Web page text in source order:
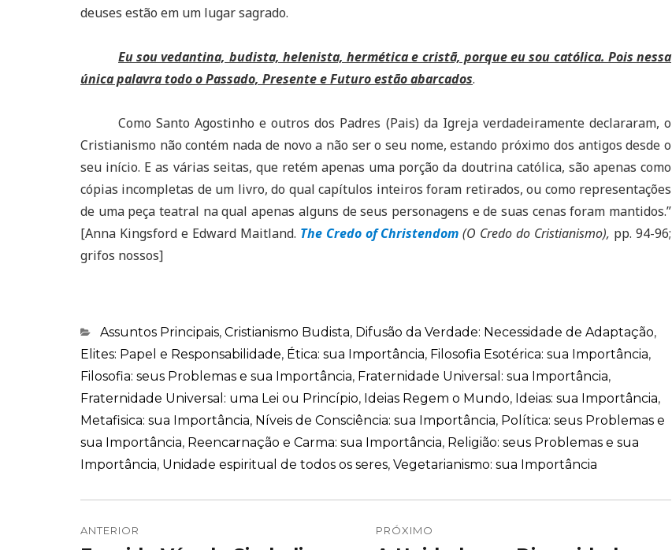
deuses estão em um lugar sagrado.
Eu sou vedantina, budista, helenista, hermética e cristã, porque eu sou católica. Pois nessa
única palavra todo o Passado, Presente e Futuro estão abarcados.
Como Santo Agostinho e outros dos Padres (Pais) da Igreja verdadeiramente declararam, o
Cristianismo não contém nada de novo a não ser o seu nome, estando próximo dos antigos desde o
seu início. E as várias seitas, que retém apenas uma porção da doutrina católica, são apenas como
cópias incompletas de um livro, do qual capítulos inteiros foram retirados, ou como representações
de uma peça teatral na qual apenas alguns de seus personagens e de suas cenas foram mantidos.”
[Anna Kingsford e Edward Maitland. The Credo of Christendom (O Credo do Cristianismo), pp. 94-96;
grifos nossos]
Categorias
Assuntos Principais, Cristianismo Budista, Difusão da Verdade: Necessidade de Adaptação,
Elites: Papel e Responsabilidade, Ética: sua Importância, Filosofia Esotérica: sua Importância,
Filosofia: seus Problemas e sua Importância, Fraternidade Universal: sua Importância,
Fraternidade Universal: uma Lei ou Princípio, Ideias Regem o Mundo, Ideias: sua Importância,
Metafisica: sua Importância, Níveis de Consciência: sua Importância, Política: seus Problemas e
sua Importância, Reencarnação e Carma: sua Importância, Religião: seus Problemas e sua
Importância, Unidade espiritual de todos os seres, Vegetarianismo: sua Importância
de
ANTERIOR PRÓXIMO